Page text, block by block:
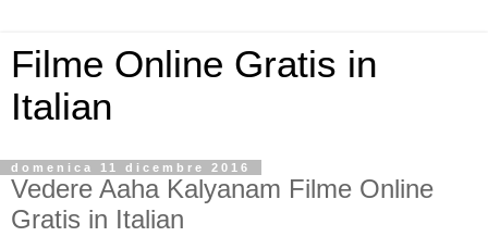
Filme Online Gratis in
Italian
domenica 11 dicembre 2016
Vedere Aaha Kalyanam Filme Online
Gratis in Italian